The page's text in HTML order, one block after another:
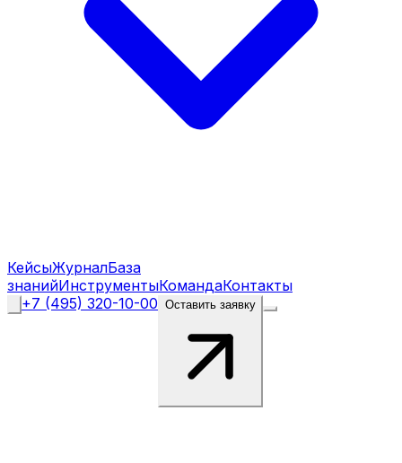
КейсыЖурналБаза
знанийИнструментыКомандаКонтакты
+7 (495) 320-10-00 Оставить заявку